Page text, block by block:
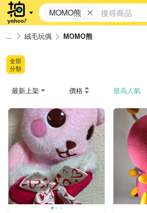
MOMO熊
絨毛玩偶 MOMO熊
全部
分類
最新上架 價格 最高人氣